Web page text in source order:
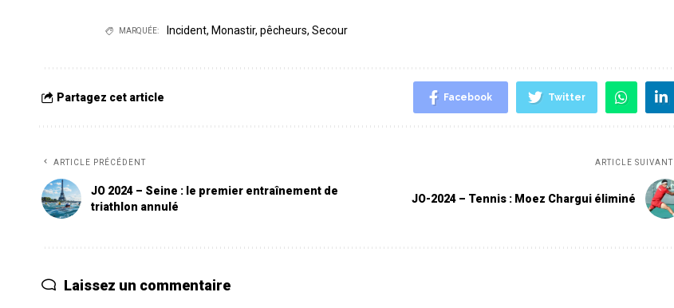
MARQUÉE: Incident, Monastir, pêcheurs, Secour
Partagez cet article Facebook Twitter
ARTICLE PRÉCÉDENT
JO 2024 – Seine : le premier entraînement de
triathlon annulé
ARTICLE SUIVANT
JO-2024 – Tennis : Moez Chargui éliminé
Laissez un commentaire